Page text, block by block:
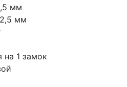
мм
мм
на 1 замок